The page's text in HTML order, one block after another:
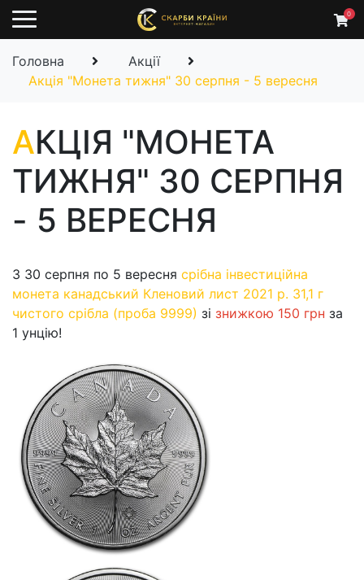
0
Головна
Акції
Акція "Монета тижня" 30 серпня - 5 вересня
АКЦІЯ "МОНЕТА
ТИЖНЯ" 30 СЕРПНЯ
- 5 ВЕРЕСНЯ
З 30 серпня по 5 вересня срібна інвестиційна
монета канадський Кленовий лист 2021 р. 31,1 г
чистого срібла (проба 9999) зі знижкою 150 грн за
1 унцію!